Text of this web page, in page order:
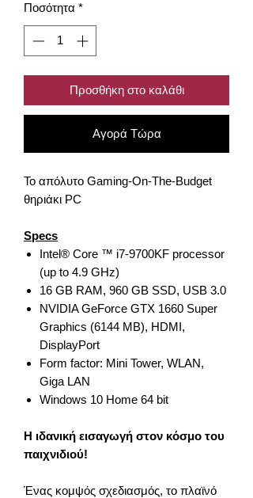
Ποσότητα *
Προσθήκη στο καλάθι
Αγορά Τώρα
Το απόλυτο Gaming-On-The-Budget
θηριάκι PC
Specs
Intel® Core ™ i7-9700KF processor
(up to 4.9 GHz)
16 GB RAM, 960 GB SSD, USB 3.0
NVIDIA GeForce GTX 1660 Super
Graphics (6144 MB), HDMI,
DisplayPort
Form factor: Mini Tower, WLAN,
Giga LAN
Windows 10 Home 64 bit
Η ιδανική εισαγωγή στον κόσμο του
παιχνιδιού!
Ένας κομψός σχεδιασμός, το πλαϊνό